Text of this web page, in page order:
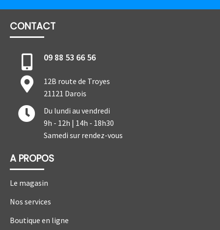
CONTACT
09 88 53 66 56
12B route de Troyes
21121 Darois
Du lundi au vendredi
9h - 12h | 14h - 18h30
Samedi sur rendez-vous
A PROPOS
Le magasin
Nos services
Boutique en ligne